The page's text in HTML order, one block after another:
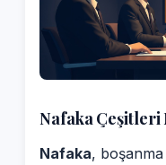
Nafaka
Nafaka,